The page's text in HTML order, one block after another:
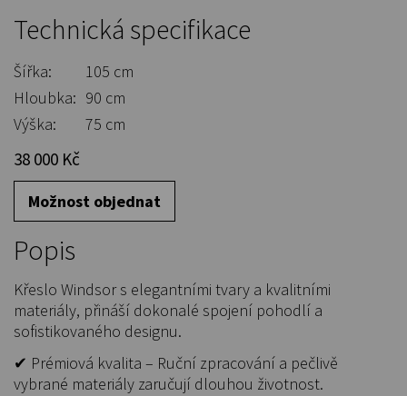
Technická specifikace
Šířka:
105 cm
Hloubka: 90 cm
Výška:
75 cm
38 000 Kč
Možnost objednat
Popis
Křeslo Windsor s elegantními tvary a kvalitními
materiály, přináší dokonalé spojení pohodlí a
sofistikovaného designu.
✔ Prémiová kvalita – Ruční zpracování a pečlivě
vybrané materiály zaručují dlouhou životnost.